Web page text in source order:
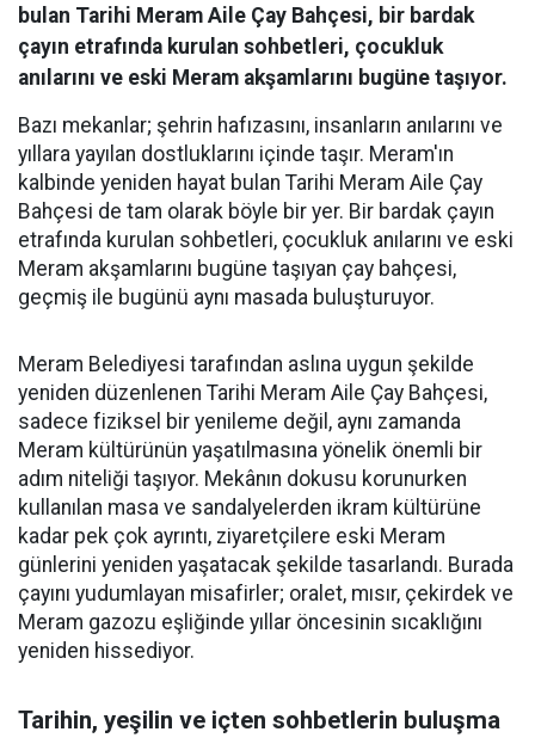
bulan Tarihi Meram Aile Çay Bahçesi, bir bardak
çayın etrafında kurulan sohbetleri, çocukluk
anılarını ve eski Meram akşamlarını bugüne taşıyor.
Bazı mekanlar; şehrin hafızasını, insanların anılarını ve
yıllara yayılan dostluklarını içinde taşır. Meram'ın
kalbinde yeniden hayat bulan Tarihi Meram Aile Çay
Bahçesi de tam olarak böyle bir yer. Bir bardak çayın
etrafında kurulan sohbetleri, çocukluk anılarını ve eski
Meram akşamlarını bugüne taşıyan çay bahçesi,
geçmiş ile bugünü aynı masada buluşturuyor.
Meram Belediyesi tarafından aslına uygun şekilde
yeniden düzenlenen Tarihi Meram Aile Çay Bahçesi,
sadece fiziksel bir yenileme değil, aynı zamanda
Meram kültürünün yaşatılmasına yönelik önemli bir
adım niteliği taşıyor. Mekânın dokusu korunurken
kullanılan masa ve sandalyelerden ikram kültürüne
kadar pek çok ayrıntı, ziyaretçilere eski Meram
günlerini yeniden yaşatacak şekilde tasarlandı. Burada
çayını yudumlayan misafirler; oralet, mısır, çekirdek ve
Meram gazozu eşliğinde yıllar öncesinin sıcaklığını
yeniden hissediyor.
Tarihin, yeşilin ve içten sohbetlerin buluşma